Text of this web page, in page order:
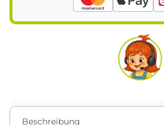
Beschreibung